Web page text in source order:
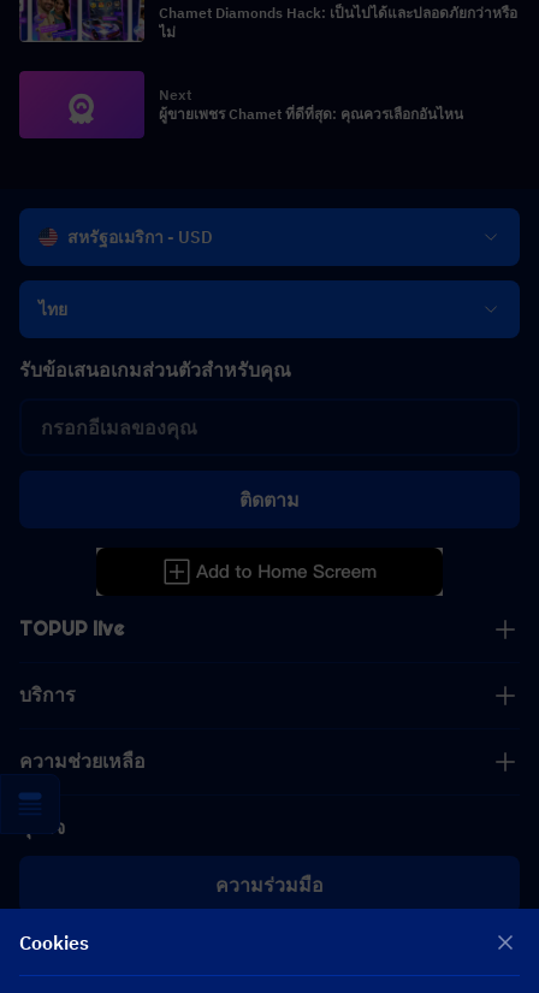
Chamet Diamonds Hack: เป็นไปได้และปลอดภัยกว่าหรือ
ไม่
Next
ผู้ขายเพชร Chamet ที่ดีที่สุด: คุณควรเลือกอันไหน
สหรัฐอเมริกา - USD
ไทย
TOPUP live
บริการ
ความช่วยเหลือ
ธุรกิจ
ความร่วมมือ
[email protected]
[email protected]
รับข้อเสนอเกมส่วนตัวสำหรับคุณ
ติดตาม
Cookies